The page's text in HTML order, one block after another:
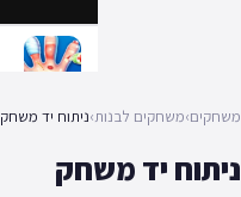
משחקים›משחקים לבנות›ניתוח יד משחק
ניתוח יד משחק